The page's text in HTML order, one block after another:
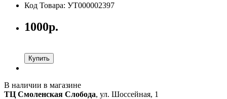
Код Товара: УТ000002397
1000р.
Купить
В наличии в магазине
ТЦ Смоленская Слобода, ул. Шоссейная, 1